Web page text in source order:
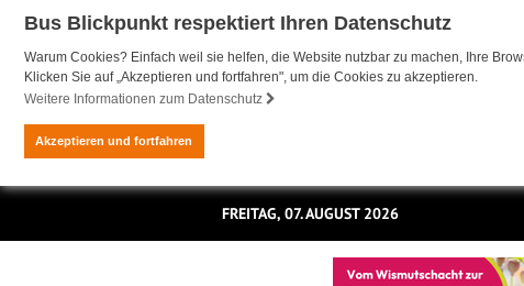
Bus Blickpunkt respektiert Ihren Datenschutz
Warum Cookies? Einfach weil sie helfen, die Website nutzbar zu machen, Ihre
Klicken Sie auf „Akzeptieren und fortfahren", um die Cookies zu akzeptieren.
Weitere Informationen zum Datenschutz
Akzeptieren und fortfahren
FREITAG, 07. AUGUST 2026